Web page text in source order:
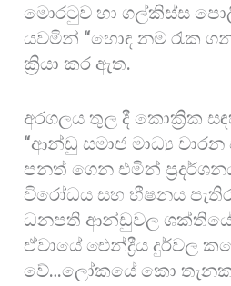
මොරටුව හා ගල්කිස්ස
යවමින් “හොඳ නම රැක
ක්‍රියා කර ඇත.
අරගලය තුල දී කොක්‍රික
“ආන්ඩු සමාජ මාධ්‍ය වාරන
පනත් ගෙන එමින්
විරෝධය සහ භීෂනය
ධනපති ආන්ඩුවල ශක්තියේ
ඒවායේ ඓන්ද්‍රීය දුර්වල
වේ…ලෝකයේ කො